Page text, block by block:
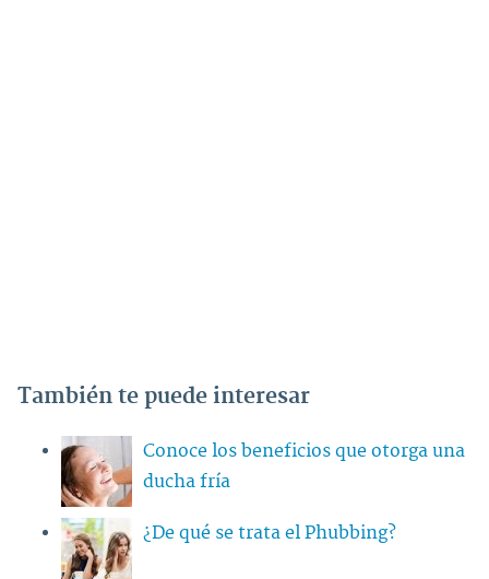
También te puede interesar
Conoce los beneficios que otorga una
ducha fría
¿De qué se trata el Phubbing?